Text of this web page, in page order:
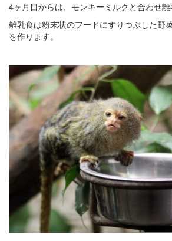
4ヶ月目からは、モンキーミルクと合わせ離
離乳食は粉末状のフードにすりつぶした野
を作ります。